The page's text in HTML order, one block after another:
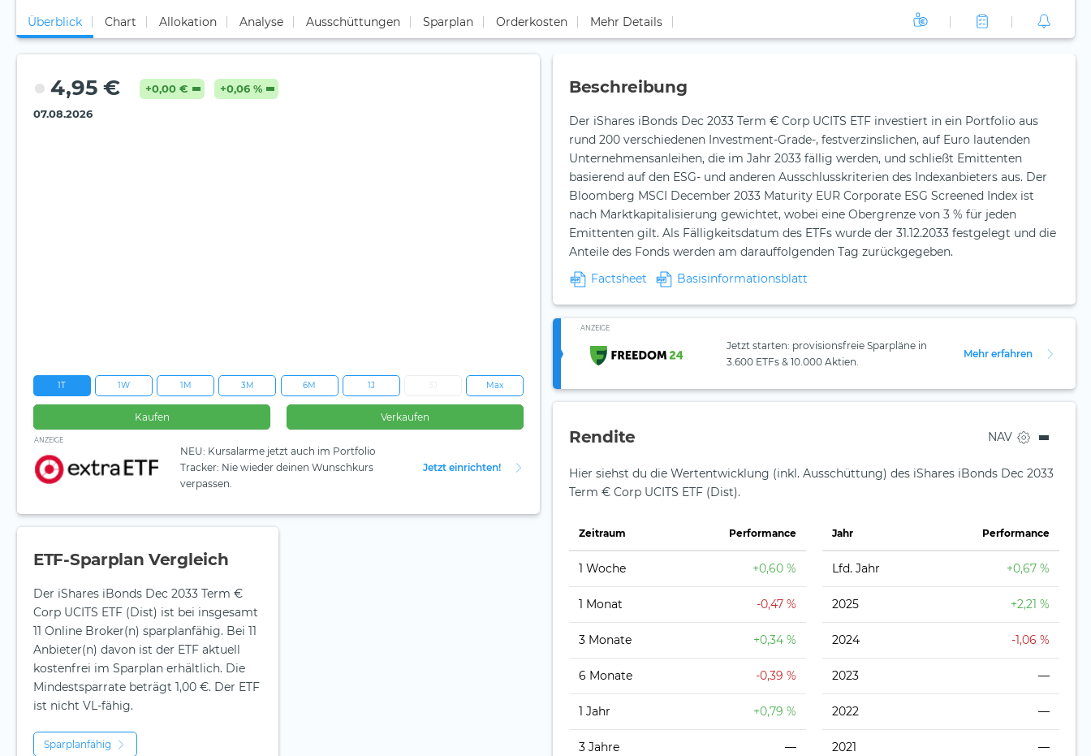
Überblick Chart Allokation Analyse Ausschüttungen Sparplan Orderkosten Mehr Details
4,95 € +0,00 €
+0,06 %
07.08.2026
1T 1W 1M 3M 6M 1J Max
Kaufen Verkaufen
ANZEIGE
NEU: Kursalarme jetzt auch im Portfolio
Tracker: Nie wieder deinen Wunschkurs
verpassen.
Jetzt einrichten!
ETF-Sparplan Vergleich
Der iShares iBonds Dec 2033 Term €
Corp UCITS ETF (Dist) ist bei insgesamt
11 Online Broker(n) sparplanfähig. Bei 11
Anbieter(n) davon ist der ETF aktuell
kostenfrei im Sparplan erhältlich. Die
Mindestsparrate beträgt 1,00 €. Der ETF
ist nicht VL-fähig.
Sparplanfähig
Beschreibung
Der iShares iBonds Dec 2033 Term € Corp UCITS ETF investiert in ein Portfolio aus
rund 200 verschiedenen Investment-Grade-, festverzinslichen, auf Euro lautenden
Unternehmensanleihen, die im Jahr 2033 fällig werden, und schließt Emittenten
basierend auf den ESG- und anderen Ausschlusskriterien des Indexanbieters aus. Der
Bloomberg MSCI December 2033 Maturity EUR Corporate ESG Screened Index ist
nach Marktkapitalisierung gewichtet, wobei eine Obergrenze von 3 % für jeden
Emittenten gilt. Als Fälligkeitsdatum des ETFs wurde der 31.12.2033 festgelegt und die
Anteile des Fonds werden am darauffolgenden Tag zurückgegeben.
Factsheet
Basisinformationsblatt
ANZEIGE
Jetzt starten: provisionsfreie Sparpläne in
3.600 ETFs & 10.000 Aktien.
Mehr erfahren
Rendite NAV
Hier siehst du die Wertentwicklung (inkl. Ausschüttung) des iShares iBonds Dec 2033
Term € Corp UCITS ETF (Dist).
Zeit­raum Perfor­mance
1 Woche +0,60 %
1 Monat -0,47 %
3 Monate +0,34 %
6 Monate -0,39 %
1 Jahr +0,79 %
3 Jahre —
Jahr Perfor­mance
Lfd. Jahr +0,67 %
2025 +2,21 %
2024 -1,06 %
2023 —
2022 —
2021 —